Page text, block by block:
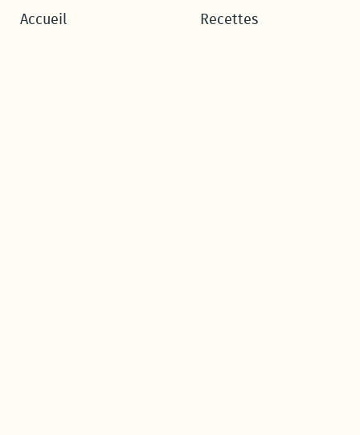
Accueil Recettes